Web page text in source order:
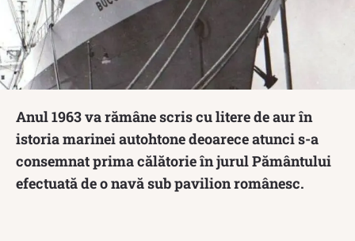
Anul 1963 va rămâne scris cu litere de aur în
istoria marinei autohtone deoarece atunci s-a
consemnat prima călătorie în jurul Pământului
efectuată de o navă sub pavilion românesc.